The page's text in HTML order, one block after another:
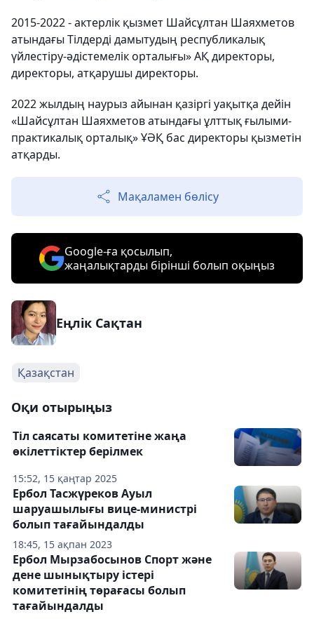
2015-2022 - актерлік қызмет Шайсұлтан Шаяхметов
атындағы Тілдерді дамытудың республикалық
үйлестіру-әдістемелік орталығы» АҚ директоры,
директоры, атқарушы директоры.
2022 жылдың наурыз айынан қазіргі уақытқа дейін
«Шайсұлтан Шаяхметов атындағы ұлттық ғылыми-
практикалық орталық» ҰӘҚ бас директоры қызметін
атқарды.
Мақаламен бөлісу
Google-ға қосылып,
жаңалықтарды бірінші болып оқыңыз
Еңлік Сақтан
Қазақстан
Оқи отырыңыз
15:52, 15 қаңтар 2025
Тіл саясаты комитетіне жаңа
өкілеттіктер берілмек
18:45, 15 ақпан 2023
Ербол Тасжүреков Ауыл
шаруашылығы вице-министрі
болып тағайындалды
Ербол Мырзабосынов Спорт және
дене шынықтыру істері
комитетінің төрағасы болып
тағайындалды